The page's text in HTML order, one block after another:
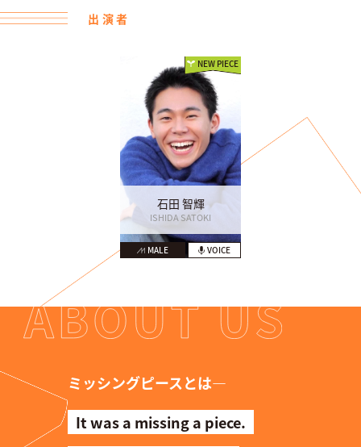
出演者
石田 智輝
ISHIDA SATOKI
MALE
NEW PIECE
VOICE
ミッシングピースとは―
It was a missing a piece.